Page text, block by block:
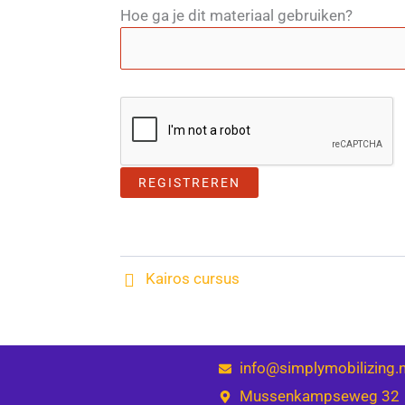
Hoe ga je dit materiaal gebruiken?
Kairos cursus
Mussenkampseweg 32